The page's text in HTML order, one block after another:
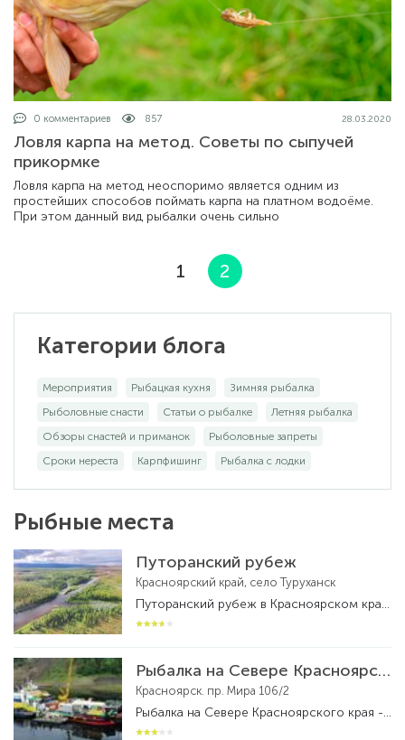
0 комментариев 857 28.03.2020
Ловля карпа на метод. Советы по сыпучей
прикормке
Ловля карпа на метод неоспоримо является одним из
простейших способов поймать карпа на платном водоёме.
При этом данный вид рыбалки очень сильно
1 2
Категории блога
Мероприятия Рыбацкая кухня
Зимняя рыбалка
Рыболовные снасти
Статьи о рыбалке
Летняя рыбалка
Обзоры снастей и приманок
Рыболовные запреты
Сроки нереста
Карпфишинг Рыбалка с лодки
Рыбные места
Путоранский рубеж
Красноярский край, село Туруханск
Путоранский рубеж в Красноярском крае - рыболовная база
Рыбалка на Севере Красноярского края
Красноярск. пр. Мира 106/2
Рыбалка на Севере Красноярского края - рыболовный тур